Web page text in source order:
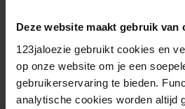
Deze website maakt gebruik van
123jaloezie gebruikt cookies en
op onze website om je een
gebruikerservaring te bieden.
analytische cookies worden altijd
Meer informatie